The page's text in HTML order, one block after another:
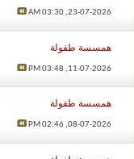
23-07-2026,
03:30 AM
همسسة طفولة
11-07-2026,
03:48 PM
همسسة طفولة
08-07-2026,
02:46 PM